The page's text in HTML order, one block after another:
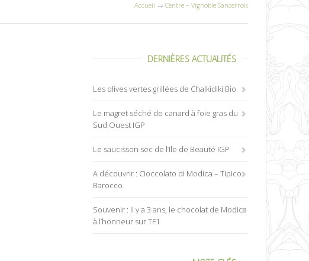
Accueil → Centre – Vignoble Sancerrois
DERNIÈRES ACTUALITÉS
Les olives vertes grillées de Chalkidiki Bio
Le magret séché de canard à foie gras du
Sud Ouest IGP
Le saucisson sec de l’Ile de Beauté IGP
A découvrir : Cioccolato di Modica – Tipico
Barocco
Souvenir : il y a 3 ans, le chocolat de Modica
à l’honneur sur TF1